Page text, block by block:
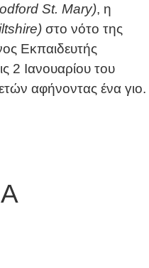
St. Mary), η
στο νότο της
Εκπαιδευτής
2 Ιανουαρίου του
αφήνοντας ένα γιο.